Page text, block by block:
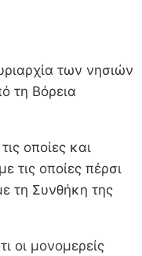
των νησιών
τη Βόρεια
οποίες και
τις οποίες πέρσι
τη Συνθήκη της
οι μονομερείς